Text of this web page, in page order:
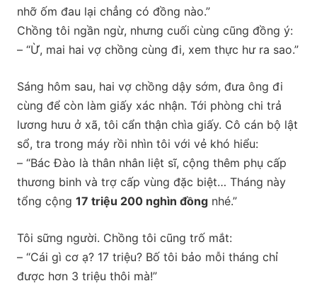
nhỡ ốm đau lại chẳng có đồng nào.”
Chồng tôi ngần ngừ, nhưng cuối cùng cũng đồng ý:
– “Ừ, mai hai vợ chồng cùng đi, xem thực hư ra sao.”
Sáng hôm sau, hai vợ chồng dậy sớm, đưa ông đi
cùng để còn làm giấy xác nhận. Tới phòng chi trả
lương hưu ở xã, tôi cẩn thận chìa giấy. Cô cán bộ lật
sổ, tra trong máy rồi nhìn tôi với vẻ khó hiểu:
– “Bác Đào là thân nhân liệt sĩ, cộng thêm phụ cấp
thương binh và trợ cấp vùng đặc biệt… Tháng này
tổng cộng 17 triệu 200 nghìn đồng nhé.”
Tôi sững người. Chồng tôi cũng trố mắt:
– “Cái gì cơ ạ? 17 triệu? Bố tôi bảo mỗi tháng chỉ
được hơn 3 triệu thôi mà!”